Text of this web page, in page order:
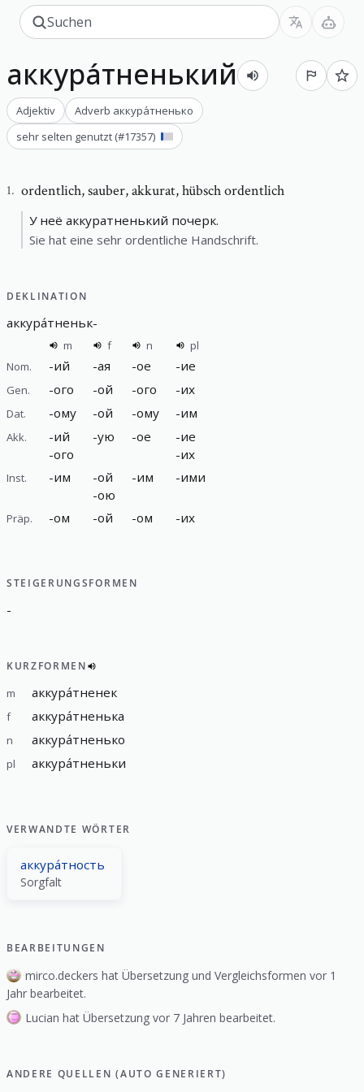
аккура́тненький
Adjektiv Adverb аккура́тненько
sehr selten genutzt (#17357)
1. ordentlich,sauber, akkurat, hübsch ordentlich
У неё аккуратненький почерк.
Sie hat eine sehr ordentliche Handschrift.
DEKLINATION
аккура́тненьк-
m f n
pl
Nom.
-ий -ая -ое -ие
Gen. -ого -ой -ого -их
Dat. -ому -ой -ому -им
Akk. -ий
-ого
-ую -ое -ие
-их
Inst. -им -ой
-ою
-им -ими
Präp. -ом -ой -ом -их
STEIGERUNGSFORMEN
-
KURZFORMEN
m аккура́тненек
f аккура́тненька
n аккура́тненько
pl аккура́тненьки
VERWANDTE WÖRTER
аккура́тность
Sorgfalt
BEARBEITUNGEN
mirco.deckers hat Übersetzung und Vergleichsformen vor 1
Jahr bearbeitet.
Lucian hat Übersetzung vor 7 Jahren bearbeitet.
ANDERE QUELLEN (AUTO GENERIERT)